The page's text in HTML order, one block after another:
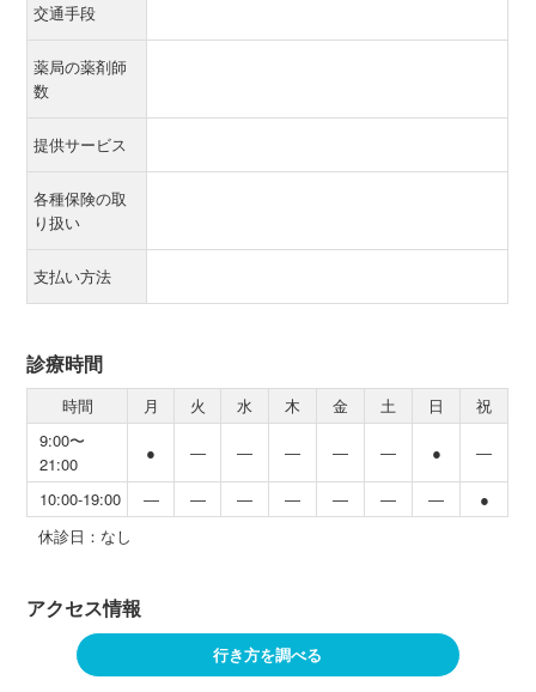
交通手段
薬局の薬剤師
数
提供サービス
各種保険の取
り扱い
支払い方法
診療時間
時間 月 火 水 木 金 土 日
祝
9:00〜
21:00
● ― ― ― ― ― ● ―
10:00-19:00 ― ― ― ― ― ― ―
●
休診日：なし
アクセス情報
行き方を調べる